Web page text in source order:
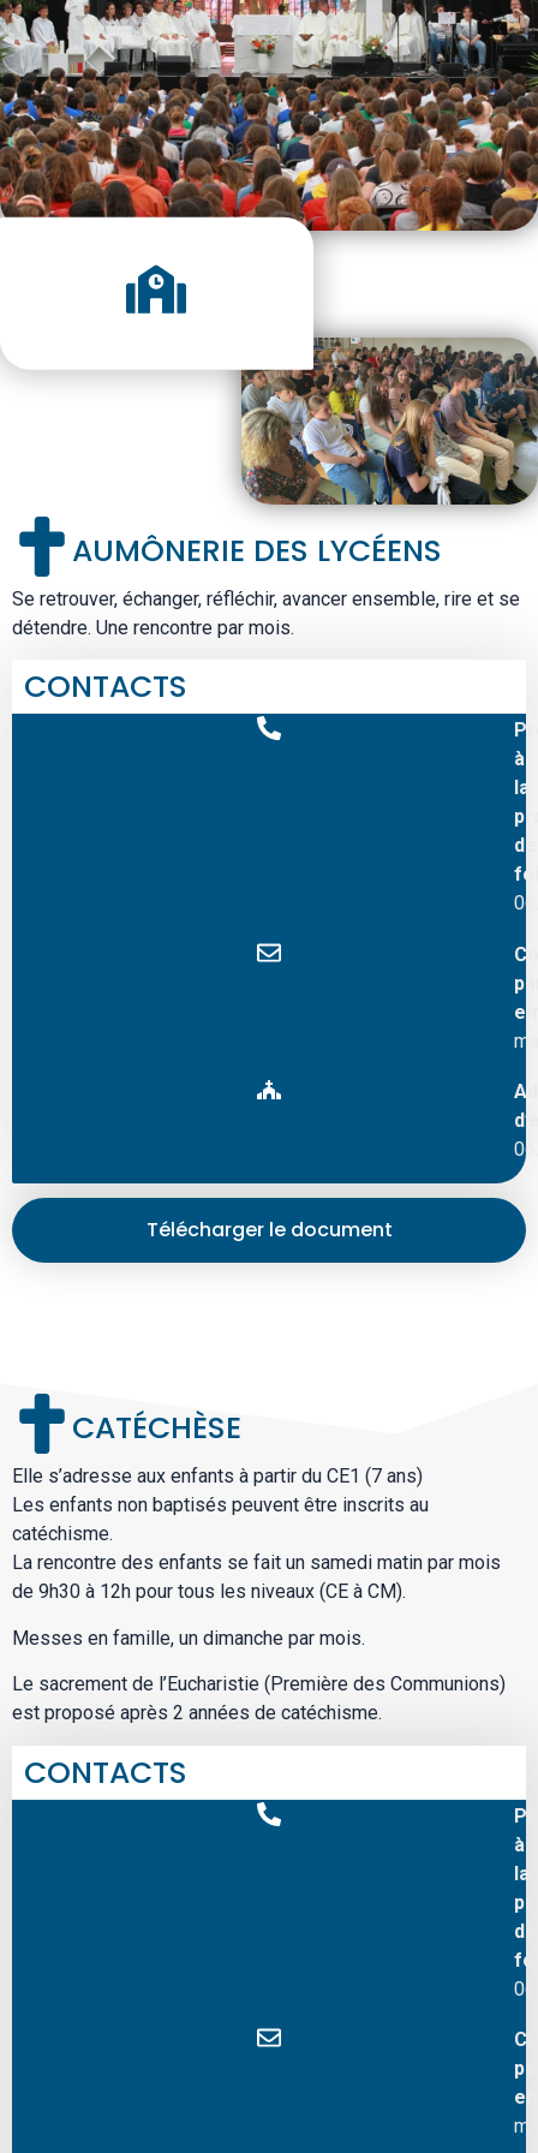
AUMÔNERIE DES LYCÉENS
Se retrouver, échanger, réfléchir, avancer ensemble, rire et se
détendre. Une rencontre par mois.
CONTACTS
à
la
de
foi
Télécharger le document
CATÉCHÈSE
Elle s’adresse aux enfants à partir du CE1 (7 ans)
Les enfants non baptisés peuvent être inscrits au
catéchisme.
La rencontre des enfants se fait un samedi matin par mois
de 9h30 à 12h pour tous les niveaux (CE à CM).
Messes en famille, un dimanche par mois.
Le sacrement de l’Eucharistie (Première des Communions)
est proposé après 2 années de catéchisme.
CONTACTS
à
la
de
foi